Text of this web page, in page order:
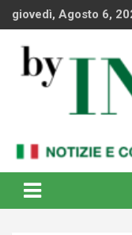
Skipgiovedì, Agosto 6,
By
internazionale